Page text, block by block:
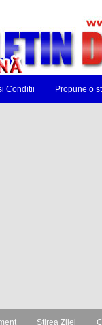
Conditii Propune o
Stirea Zilei